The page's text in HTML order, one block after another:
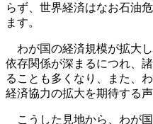
らず、世界経済はなお石油
ます。
わが国の経済規模が拡大
依存関係が深まるにつれ、
ることも多くなり、また、
経済協力の拡大を期待する
こうした見地から、わが